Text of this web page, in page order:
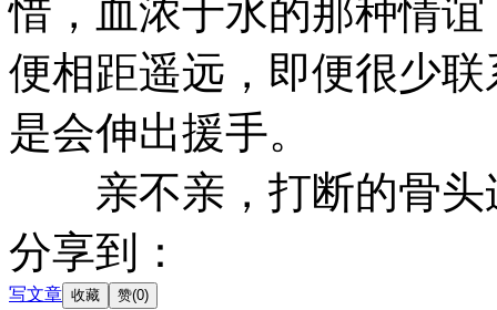
惜，血浓于水的那种情
便相距遥远，即便很少
是会伸出援手。
亲不亲，打断的骨头
分享到：
写文章